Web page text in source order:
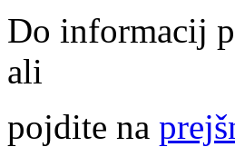
Do informacij
ali
pojdite na